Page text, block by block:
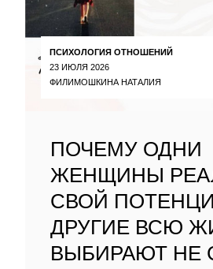
ПСИХОЛОГИЯ ОТНОШЕНИЙ
23 ИЮЛЯ 2026
ФИЛИМОШКИНА НАТАЛИЯ
ПОЧЕМУ ОДНИ
ЖЕНЩИНЫ
СВОЙ
ДРУГИЕ ВСЮ
ВЫБИРАЮТ НЕ